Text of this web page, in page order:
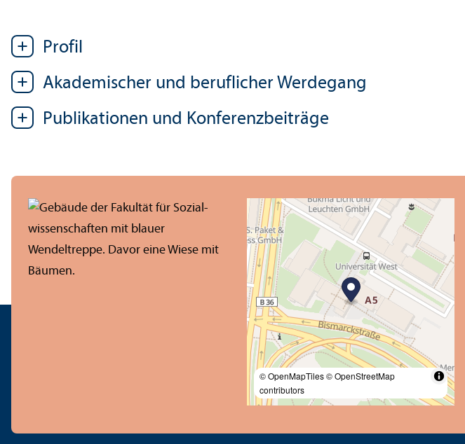
Profil
Akademischer und beruflicher Werdegang
Publikationen und Konferenzbeiträge
© OpenMapTiles© OpenStreetMap
contributors